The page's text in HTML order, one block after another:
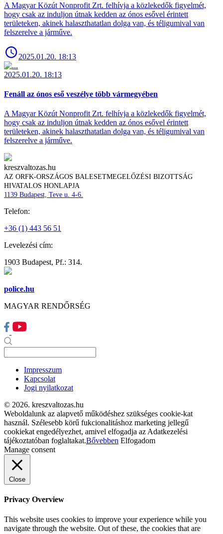
A Magyar Közút Nonprofit Zrt. felhívja a közlekedők figyelmét,
hogy csak az induljon útnak kedden az ónos esővel érintett
területeken, akinek halaszthatatlan dolga van, és téligumival van
felszerelve a járműve.
2025.01.20. 18:13
2025.01.20. 18:13
Fenáll az ónos eső veszélye több vármegyében
A Magyar Közút Nonprofit Zrt. felhívja a közlekedők figyelmét,
hogy csak az induljon útnak kedden az ónos esővel érintett
területeken, akinek halaszthatatlan dolga van, és téligumival van
felszerelve a járműve.
kreszvaltozas.hu
AZ ORFK-ORSZÁGOS BALESETMEGELŐZÉSI BIZOTTSÁG
HIVATALOS HONLAPJA
1139 Budapest, Teve u. 4-6.
Telefon:
+36 (1) 443 56 51
Levelezési cím:
1903 Budapest, Pf.: 314.
police.hu
MAGYAR RENDŐRSÉG
Impresszum
Kapcsolat
Jogi nyilatkozat
© 2026. kreszvaltozas.hu
Weboldalunk az alapvető működéshez szükséges cookie-kat
használ. Szélesebb körű fukcionalitáshoz marketing jellegű
cookiekat engedélyezhet, amivel elfogadja az Adatkezelési
tájékoztatóban foglaltakat.Bővebben Elfogadom
Manage consent
Close
Privacy Overview
This website uses cookies to improve your experience while you
navigate through the website. Out of these, the cookies that are